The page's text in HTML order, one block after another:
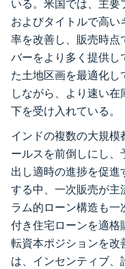
いる。米国では、主
およびタイトルで高
率を改善し、販売時点
バーをより多く提供し
た土地区画を最適化
しながら、より速い
下を受け入れている。
インドの複数の大規
ールスを前倒しにし
出し適時の進捗を促
する中、一次販売が主
ラム的ローン構造も
付き住宅ローンを適格
転資本ポジションを改
は、インセンティブ